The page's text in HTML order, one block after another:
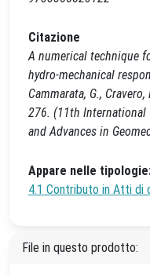
Citazione
A numerical technique
hydro-mechanical
Cammarata, G.,
276. (11th International
and Advances in
Appare nelle
4.1 Contributo in Atti di
File in questo prodotto: